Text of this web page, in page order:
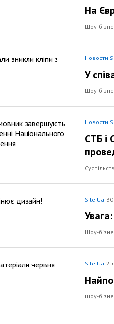
На
Шоу-
Новости
У
Шоу-
Новости
СТБ і
Site Ua
Шоу-
Site Ua 2
Шоу-